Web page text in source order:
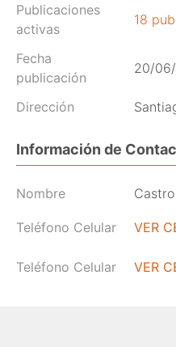
Publicaciones
activas
18
Fecha
publicación
20/
Dirección
Información de
Nombre
Teléfono Celular VER
Teléfono Celular VER